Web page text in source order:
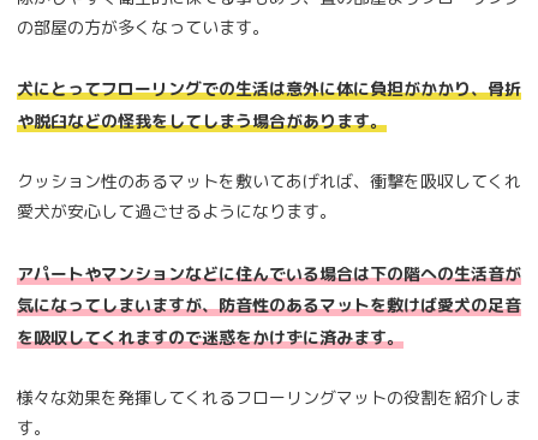
の部屋の方が多くなっています。
犬にとってフローリングでの生活は意外に体に負担がかかり、骨折
や脱臼などの怪我をしてしまう場合があります。
クッション性のあるマットを敷いてあげれば、衝撃を吸収してくれ
愛犬が安心して過ごせるようになります。
アパートやマンションなどに住んでいる場合は下の階への生活音が
気になってしまいますが、防音性のあるマットを敷けば愛犬の足音
を吸収してくれますので迷惑をかけずに済みます。
様々な効果を発揮してくれるフローリングマットの役割を紹介しま
す。